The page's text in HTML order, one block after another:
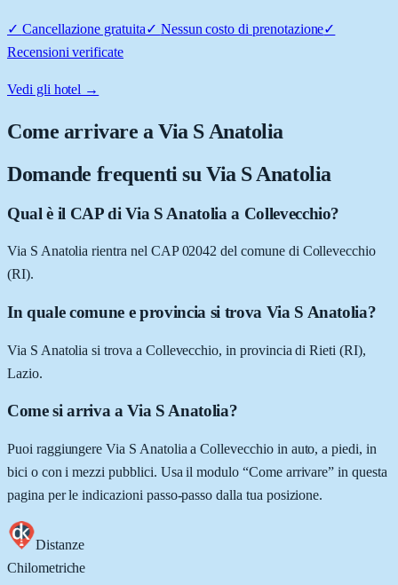
✓ Cancellazione gratuita✓ Nessun costo di prenotazione✓
Recensioni verificate
Vedi gli hotel →
Come arrivare aVia S Anatolia
Domande frequenti su Via S Anatolia
Qual è il CAP di Via S Anatolia a Collevecchio?
Via S Anatolia rientra nel CAP 02042 del comune di Collevecchio
(RI).
In quale comune e provincia si trova Via S Anatolia?
Via S Anatolia si trova a Collevecchio, in provincia di Rieti (RI),
Lazio.
Come si arriva a Via S Anatolia?
Puoi raggiungere Via S Anatolia a Collevecchio in auto, a piedi, in
bici o con i mezzi pubblici. Usa il modulo “Come arrivare” in questa
pagina per le indicazioni passo-passo dalla tua posizione.
Distanze
Chilometriche